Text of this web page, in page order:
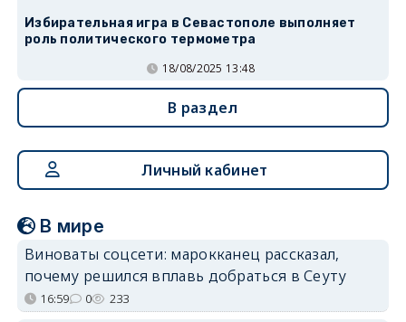
Избирательная игра в Севастополе выполняет
роль политического термометра
18/08/2025 13:48
В раздел
Личный кабинет
В мире
Виноваты соцсети: марокканец рассказал,
почему решился вплавь добраться в Сеуту
16:59 0 233